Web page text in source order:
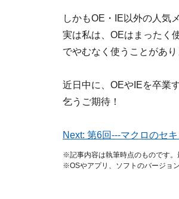
しかもOE・IE以外の人気
実は私は、OEはまったく
でやむなく使うことがあ
近日中に、OEやIEを卒業
乞うご期待！
Next: 第6回---マクロのセ
※記事内容は執筆時点のものです。
※OSやアプリ、ソフトのバージョ